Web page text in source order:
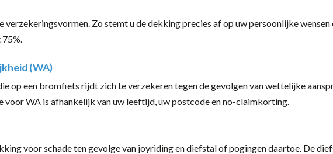
verzekeringsvormen. Zo stemt u de dekking precies af op uw persoonlijke
(WA)
op een bromfiets rijdt zich te verzekeren tegen de gevolgen van wettelijke
voor WA is afhankelijk van uw leeftijd, uw postcode en no-claimkorting.
voor schade ten gevolge van joyriding en diefstal of pogingen daartoe. De